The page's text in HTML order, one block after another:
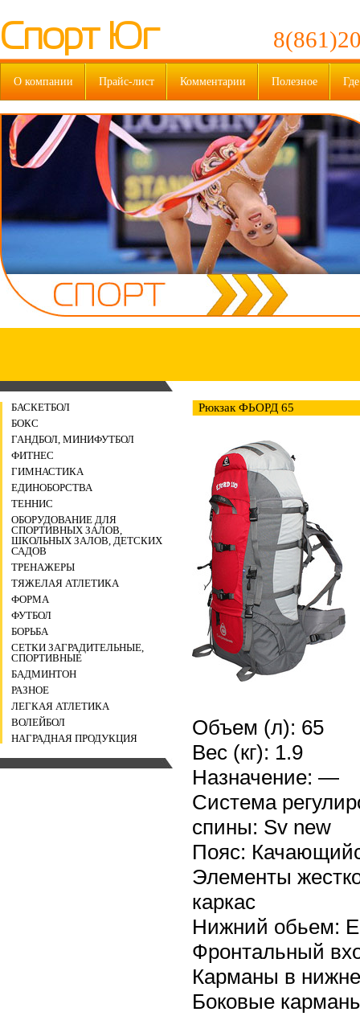
Спорт Юг
О компании Прайс-лист Комментарии Полезное
БАСКЕТБОЛ
БОКС
ГАНДБОЛ, МИНИФУТБОЛ
ФИТНЕС
ГИМНАСТИКА
ЕДИНОБОРСТВА
ТЕННИС
ОБОРУДОВАНИЕ ДЛЯ
СПОРТИВНЫХ ЗАЛОВ,
ШКОЛЬНЫХ ЗАЛОВ, ДЕТСКИХ
САДОВ
ТРЕНАЖЕРЫ
ТЯЖЕЛАЯ АТЛЕТИКА
ФОРМА
ФУТБОЛ
БОРЬБА
СЕТКИ ЗАГРАДИТЕЛЬНЫЕ,
СПОРТИВНЫЕ
БАДМИНТОН
РАЗНОЕ
ЛЕГКАЯ АТЛЕТИКА
ВОЛЕЙБОЛ
НАГРАДНАЯ ПРОДУКЦИЯ
Рюкзак ФЬОРД 65
Объем (л): 65
Вес (кг): 1.9
Назначение: —
Система
спины: Sv new
Пояс:
Элементы
каркас
Нижний обьем:
Фронтальный
Карманы в
Боковые